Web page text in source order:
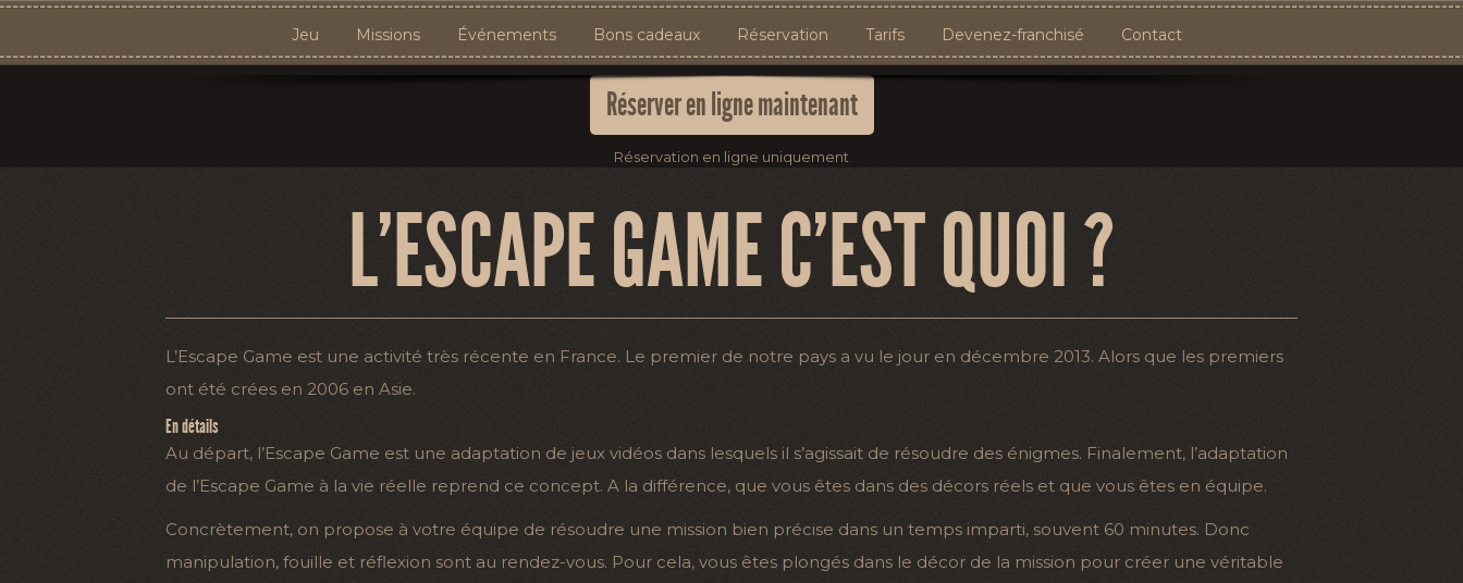
Jeu Missions Événements Bons cadeaux Réservation Tarifs Devenez-franchisé Contact
Réserver en ligne maintenant
Réservation en ligne uniquement
L’ESCAPE GAME C’EST QUOI ?
L’Escape Game est une activité très récente en France. Le premier de notre pays a vu le jour en décembre 2013. Alors que les premiers
ont été crées en 2006 en Asie.
En détails
Au départ, l’Escape Game est une adaptation de jeux vidéos dans lesquels il s’agissait de résoudre des énigmes. Finalement, l’adaptation
de l’Escape Game à la vie réelle reprend ce concept. A la différence, que vous êtes dans des décors réels et que vous êtes en équipe.
Concrètement, on propose à votre équipe de résoudre une mission bien précise dans un temps imparti, souvent 60 minutes. Donc
manipulation, fouille et réflexion sont au rendez-vous. Pour cela, vous êtes plongés dans le décor de la mission pour créer une véritable